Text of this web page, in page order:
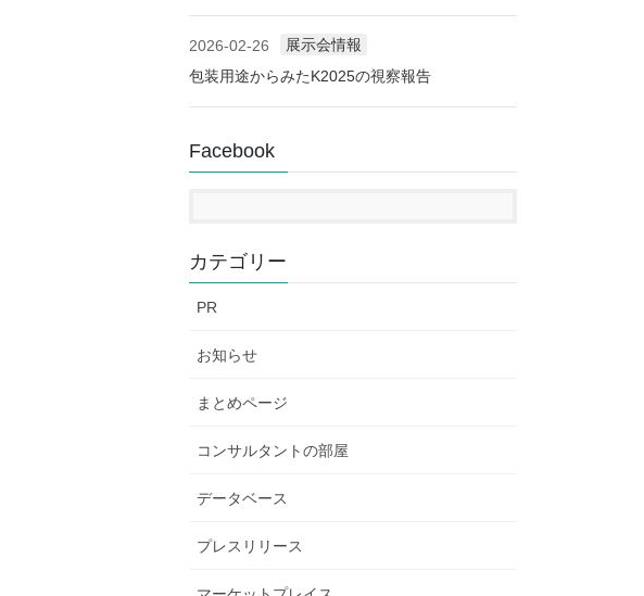
2026-02-26
展示会情報
包装用途からみたK2025の視察報告
Facebook
カテゴリー
PR
お知らせ
まとめページ
コンサルタントの部屋
データベース
プレスリリース